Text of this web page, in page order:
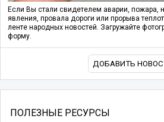
Если Вы стали свидетелем аварии, пожара,
явления, провала дороги или прорыва
ленте народных новостей. Загружайте
форму.
ДОБАВИТЬ
ПОЛЕЗНЫЕ РЕСУРСЫ